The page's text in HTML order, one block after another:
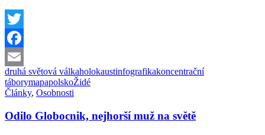
Twitter
Facebook
Email
druhá světová válkaholokaustinfografikakoncentrační
táborymapapolskoŽidé
Články, Osobnosti
Odilo Globocnik, nejhorší muž na světě